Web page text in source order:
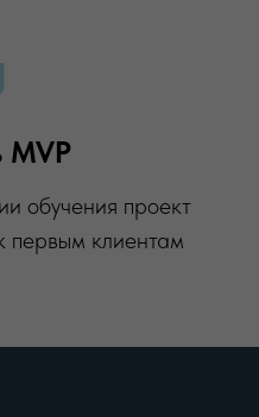
обучения проект
первым клиентам